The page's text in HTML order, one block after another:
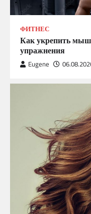
ФИТНЕС
Как укрепить
упражнения
Eugene